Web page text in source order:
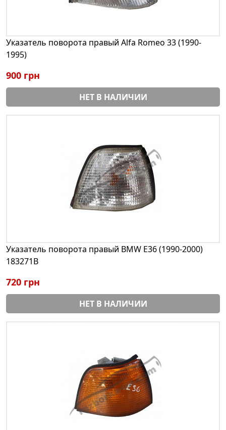
Указатель поворота правый Alfa Romeo 33 (1990-
1995)
900 грн
НЕТ В НАЛИЧИИ
Указатель поворота правый BMW E36 (1990-2000)
183271B
720 грн
НЕТ В НАЛИЧИИ